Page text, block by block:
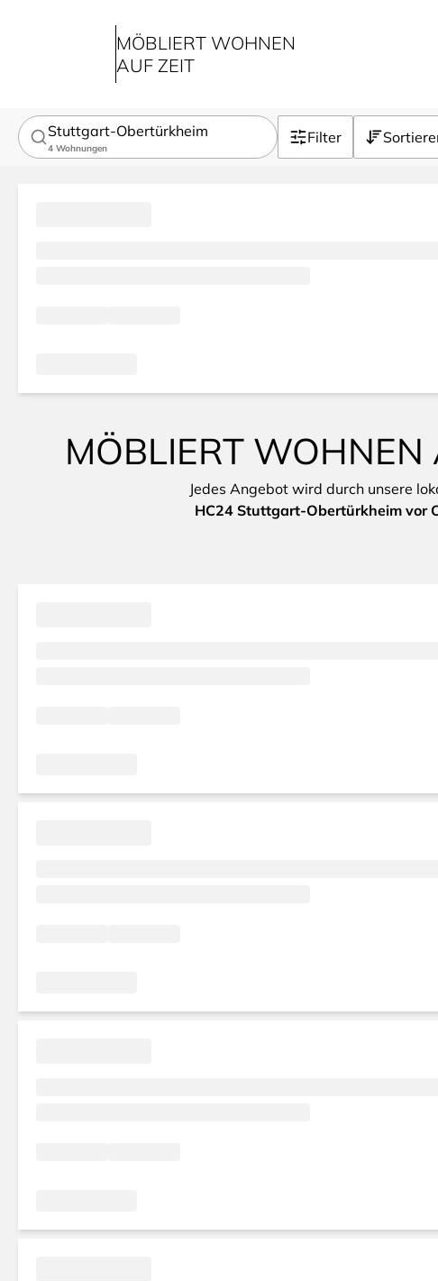
MÖBLIERT WOHNEN
AUF ZEIT
Stuttgart-Obertürkheim
4 Wohnungen
Filter
MÖBLIERT WOHNEN
Jedes Angebot wird durch unsere
HC24 Stuttgart-Obertürkheim vor